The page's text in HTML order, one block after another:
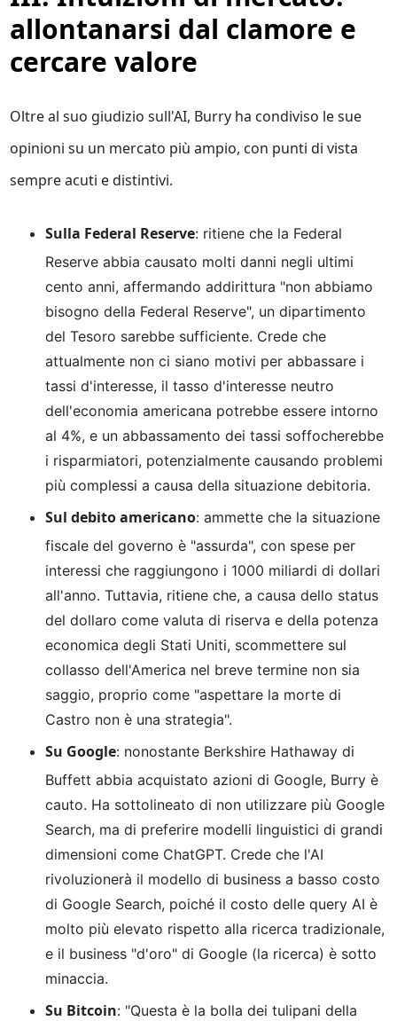
allontanarsi dal clamore e
cercare valore
Oltre al suo giudizio sull'AI, Burry ha condiviso le sue
opinioni su un mercato più ampio, con punti di vista
sempre acuti e distintivi.
Sulla Federal Reserve: ritiene che la Federal
Reserve abbia causato molti danni negli ultimi
cento anni, affermando addirittura "non abbiamo
bisogno della Federal Reserve", un dipartimento
del Tesoro sarebbe sufficiente. Crede che
attualmente non ci siano motivi per abbassare i
tassi d'interesse, il tasso d'interesse neutro
dell'economia americana potrebbe essere intorno
al 4%, e un abbassamento dei tassi soffocherebbe
i risparmiatori, potenzialmente causando problemi
più complessi a causa della situazione debitoria.
Sul debito americano: ammette che la situazione
fiscale del governo è "assurda", con spese per
interessi che raggiungono i 1000 miliardi di dollari
all'anno. Tuttavia, ritiene che, a causa dello status
del dollaro come valuta di riserva e della potenza
economica degli Stati Uniti, scommettere sul
collasso dell'America nel breve termine non sia
saggio, proprio come "aspettare la morte di
Castro non è una strategia".
Su Google: nonostante Berkshire Hathaway di
Buffett abbia acquistato azioni di Google, Burry è
cauto. Ha sottolineato di non utilizzare più Google
Search, ma di preferire modelli linguistici di grandi
dimensioni come ChatGPT. Crede che l'AI
rivoluzionerà il modello di business a basso costo
di Google Search, poiché il costo delle query AI è
molto più elevato rispetto alla ricerca tradizionale,
e il business "d'oro" di Google (la ricerca) è sotto
minaccia.
Su Bitcoin: "Questa è la bolla dei tulipani della